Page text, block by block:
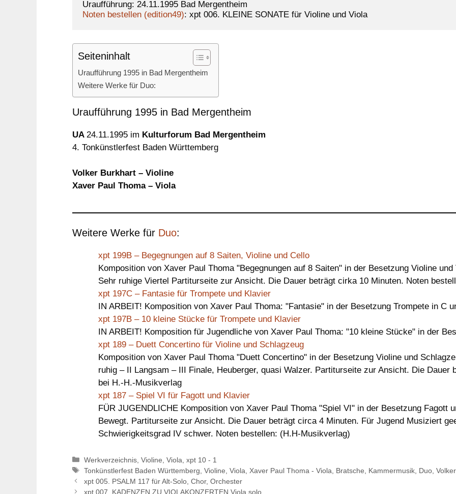
Noten bestellen (edition49): xpt 006. KLEINE SONATE für Violine und Viola
Seiteninhalt
Uraufführung 1995 in Bad Mergentheim
Weitere Werke für Duo:
Uraufführung 1995 in Bad Mergentheim
UA 24.11.1995 im Kulturforum Bad Mergentheim
4. Tonkünstlerfest Baden Württemberg
Volker Burkhart – Violine
Xaver Paul Thoma – Viola
Weitere Werke für Duo:
xpt 199B – Begegnungen auf 8 Saiten, Violine und Cello
Komposition von Xaver Paul Thoma "Begegnungen auf 8 Saiten" in der Besetzung Violine
Sehr ruhige Viertel Partiturseite zur Ansicht. Die Dauer beträgt cirka 10 Minuten. Noten
xpt 197C – Fantasie für Trompete und Klavier
IN ARBEIT! Komposition von Xaver Paul Thoma: "Fantasie" in der Besetzung Trompete in C
xpt 197B – 10 kleine Stücke für Trompete und Klavier
IN ARBEIT! Komposition für Jugendliche von Xaver Paul Thoma: "10 kleine Stücke" in der
xpt 189 – Duett Concertino für Violine und Schlagzeug
Komposition von Xaver Paul Thoma "Duett Concertino" in der Besetzung Violine und
ruhig – II Langsam – III Finale, Heuberger, quasi Walzer. Partiturseite zur Ansicht. Die Dauer
bei H.-H.-Musikverlag
xpt 187 – Spiel VI für Fagott und Klavier
FÜR JUGENDLICHE Komposition von Xaver Paul Thoma "Spiel VI" in der Besetzung Fagott
Bewegt. Partiturseite zur Ansicht. Die Dauer beträgt circa 4 Minuten. Für Jugend Musiziert
Schwierigkeitsgrad IV schwer. Noten bestellen: (H.H-Musikverlag)
Kategorien
Werkverzeichnis ,Violine ,Viola ,xpt 10 - 1
Schlagwörter
Tonkünstlerfest Baden Württemberg ,Violine ,Viola Xaver Paul Thoma - Viola Bratsche Kammermusik Duo ,
xpt 005. PSALM 117 für Alt-Solo, Chor, Orchester
xpt 007. KADENZEN ZU VIOLAKONZERTEN Viola solo